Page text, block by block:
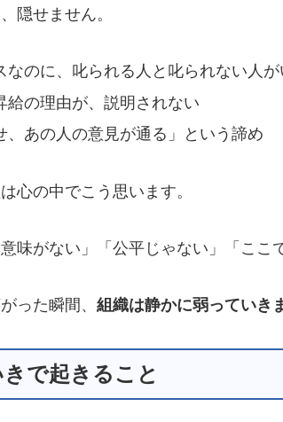
隠せません。
なのに、叱られる人と叱られない人が
給の理由が、説明されない
、あの人の意見が通る」という諦め
心の中でこう思います。
意味がない」「公平じゃない」「ここ
った瞬間、 組織は静かに弱っていき
で起きること